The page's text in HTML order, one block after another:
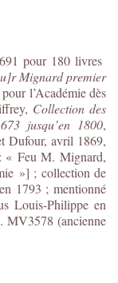
pour 180 livres
Mignard premier
l’Académie dès
Collection des
jusqu’en 1800,
Dufour, avril 1869,
« Feu M. Mignard,
»] ; collection de
1793 ; mentionné
Louis-Philippe en
MV3578 (ancienne